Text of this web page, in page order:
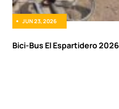
JUN 23, 2026
Bici-Bus El Espartidero 2026